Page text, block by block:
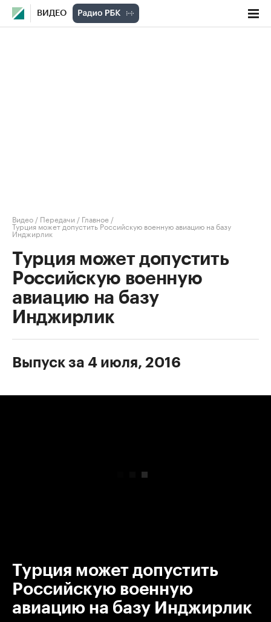
ВИДЕО
Видео / Передачи / Главное /
Турция может допустить Российскую военную авиацию на базу
Инджирлик
Турция может допустить
Российскую военную
авиацию на базу
Инджирлик
Выпуск за 4 июля, 2016
Турция может допустить
Российскую военную
авиацию на базу Инджирлик